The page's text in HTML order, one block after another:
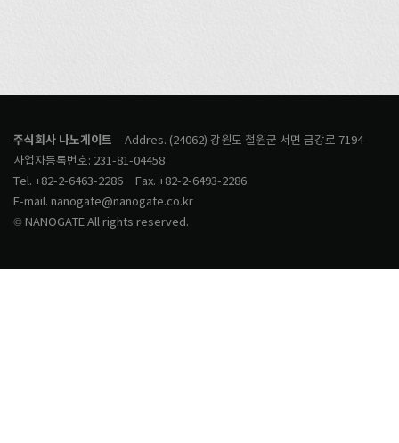
주식회사 나노게이트
Addres. (24062) 강원도 철원군 서면 금강로 7194
사업자등록번호: 231-81-04458
Tel. +82-2-6463-2286
Fax. +82-2-6493-2286
E-mail. nanogate@nanogate.co.kr
© NANOGATE All rights reserved.